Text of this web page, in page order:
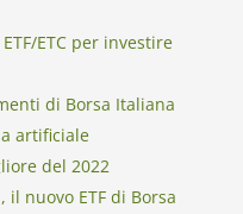
ETC per investire
di Borsa Italiana
artificiale
del 2022
il nuovo ETF di Borsa